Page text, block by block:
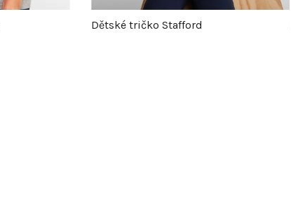
Dětské tričko Stafford